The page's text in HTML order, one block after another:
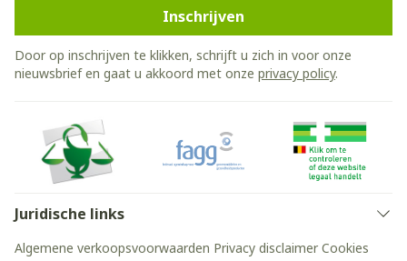
Inschrijven
Door op inschrijven te klikken, schrijft u zich in voor onze
nieuwsbrief en gaat u akkoord met onze privacy policy.
Juridische links
Algemene verkoopsvoorwaarden Privacy disclaimer Cookies